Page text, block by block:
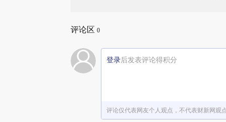
评论区 0
登录后发表评论得积分
评论仅代表网友个人观点，不代表财新网观